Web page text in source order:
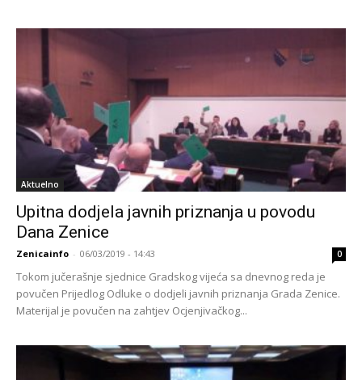
Aktuelno
Upitna dodjela javnih priznanja u povodu
Dana Zenice
Zenicainfo - 06/03/2019 - 14:43 0
Tokom jučerašnje sjednice Gradskog vijeća sa dnevnog reda je
povučen Prijedlog Odluke o dodjeli javnih priznanja Grada Zenice.
Materijal je povučen na zahtjev Ocjenjivačkog...